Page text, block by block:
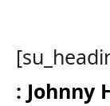
: Johnny